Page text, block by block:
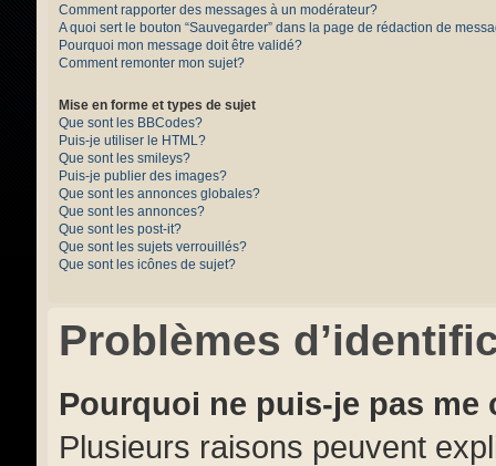
Comment rapporter des messages à un modérateur?
A quoi sert le bouton “Sauvegarder” dans la page de rédaction de
Pourquoi mon message doit être validé?
Comment remonter mon sujet?
Mise en forme et types de sujet
Que sont les BBCodes?
Puis-je utiliser le HTML?
Que sont les smileys?
Puis-je publier des images?
Que sont les annonces globales?
Que sont les annonces?
Que sont les post-it?
Que sont les sujets verrouillés?
Que sont les icônes de sujet?
Problèmes
Pourquoi ne puis-je pas me
Plusieurs raisons peuvent